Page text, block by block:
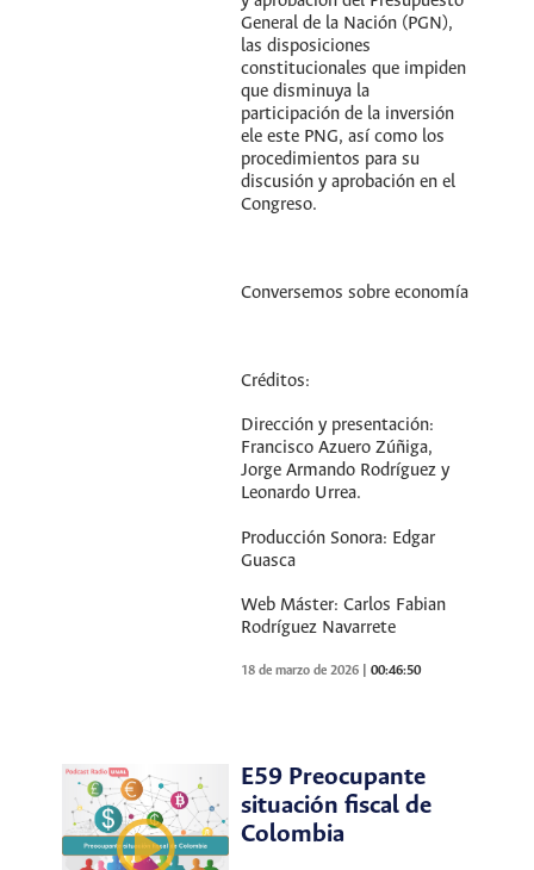
General de la Nación (PGN),
las disposiciones
constitucionales que impiden
que disminuya la
participación de la inversión
ele este PNG, así como los
procedimientos para su
discusión y aprobación en el
Congreso.
Conversemos sobre economía
Créditos:
Dirección y presentación:
Francisco Azuero Zúñiga,
Jorge Armando Rodríguez y
Leonardo Urrea.
Producción Sonora: Edgar
Guasca
Web Máster: Carlos Fabian
Rodríguez Navarrete
18 de marzo de 2026 |00:46:50
E59 Preocupante
situación fiscal de
Colombia